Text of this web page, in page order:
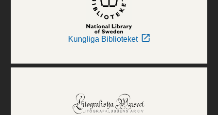
Kungliga Biblioteket